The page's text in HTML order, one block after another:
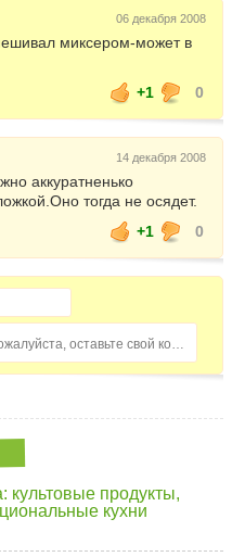
06 декабря 2008
миксером-может в
+1
0
14 декабря 2008
аккуратненько
тогда не осядет.
+1
0
Домохозяйка, пожалуйста, оставьте свой комментарий...
продукты,
кухни